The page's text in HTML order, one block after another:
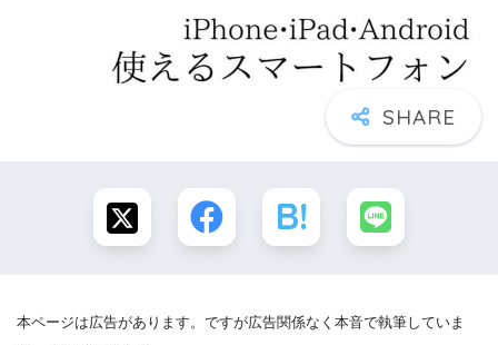
本ページは広告があります。ですが広告関係なく本音で執筆していま